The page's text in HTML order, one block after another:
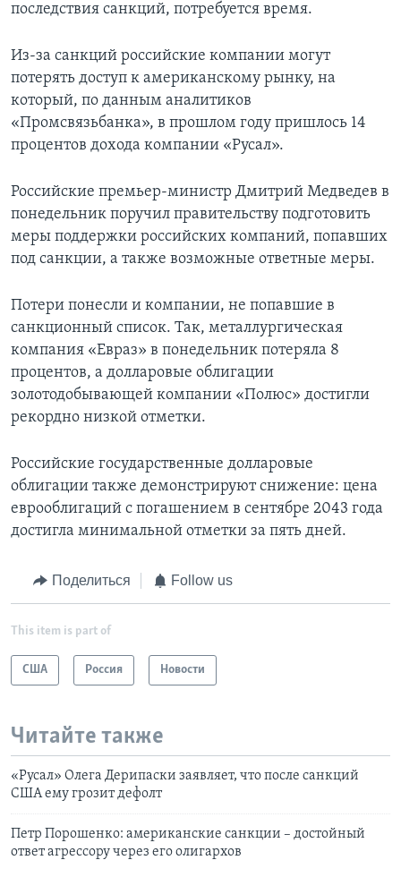
последствия санкций, потребуется время.
Из-за санкций российские компании могут
потерять доступ к американскому рынку, на
который, по данным аналитиков
«Промсвязьбанка», в прошлом году пришлось 14
процентов дохода компании «Русал».
Российские премьер-министр Дмитрий Медведев в
понедельник поручил правительству подготовить
меры поддержки российских компаний, попавших
под санкции, а также возможные ответные меры.
Потери понесли и компании, не попавшие в
санкционный список. Так, металлургическая
компания «Евраз» в понедельник потеряла 8
процентов, а долларовые облигации
золотодобывающей компании «Полюс» достигли
рекордно низкой отметки.
Российские государственные долларовые
облигации также демонстрируют снижение: цена
еврооблигаций с погашением в сентябре 2043 года
достигла минимальной отметки за пять дней.
Поделиться Follow us
This item is part of
США Россия Новости
Читайте также
«Русал» Олега Дерипаски заявляет, что после санкций
США ему грозит дефолт
Петр Порошенко: американские санкции – достойный
ответ агрессору через его олигархов